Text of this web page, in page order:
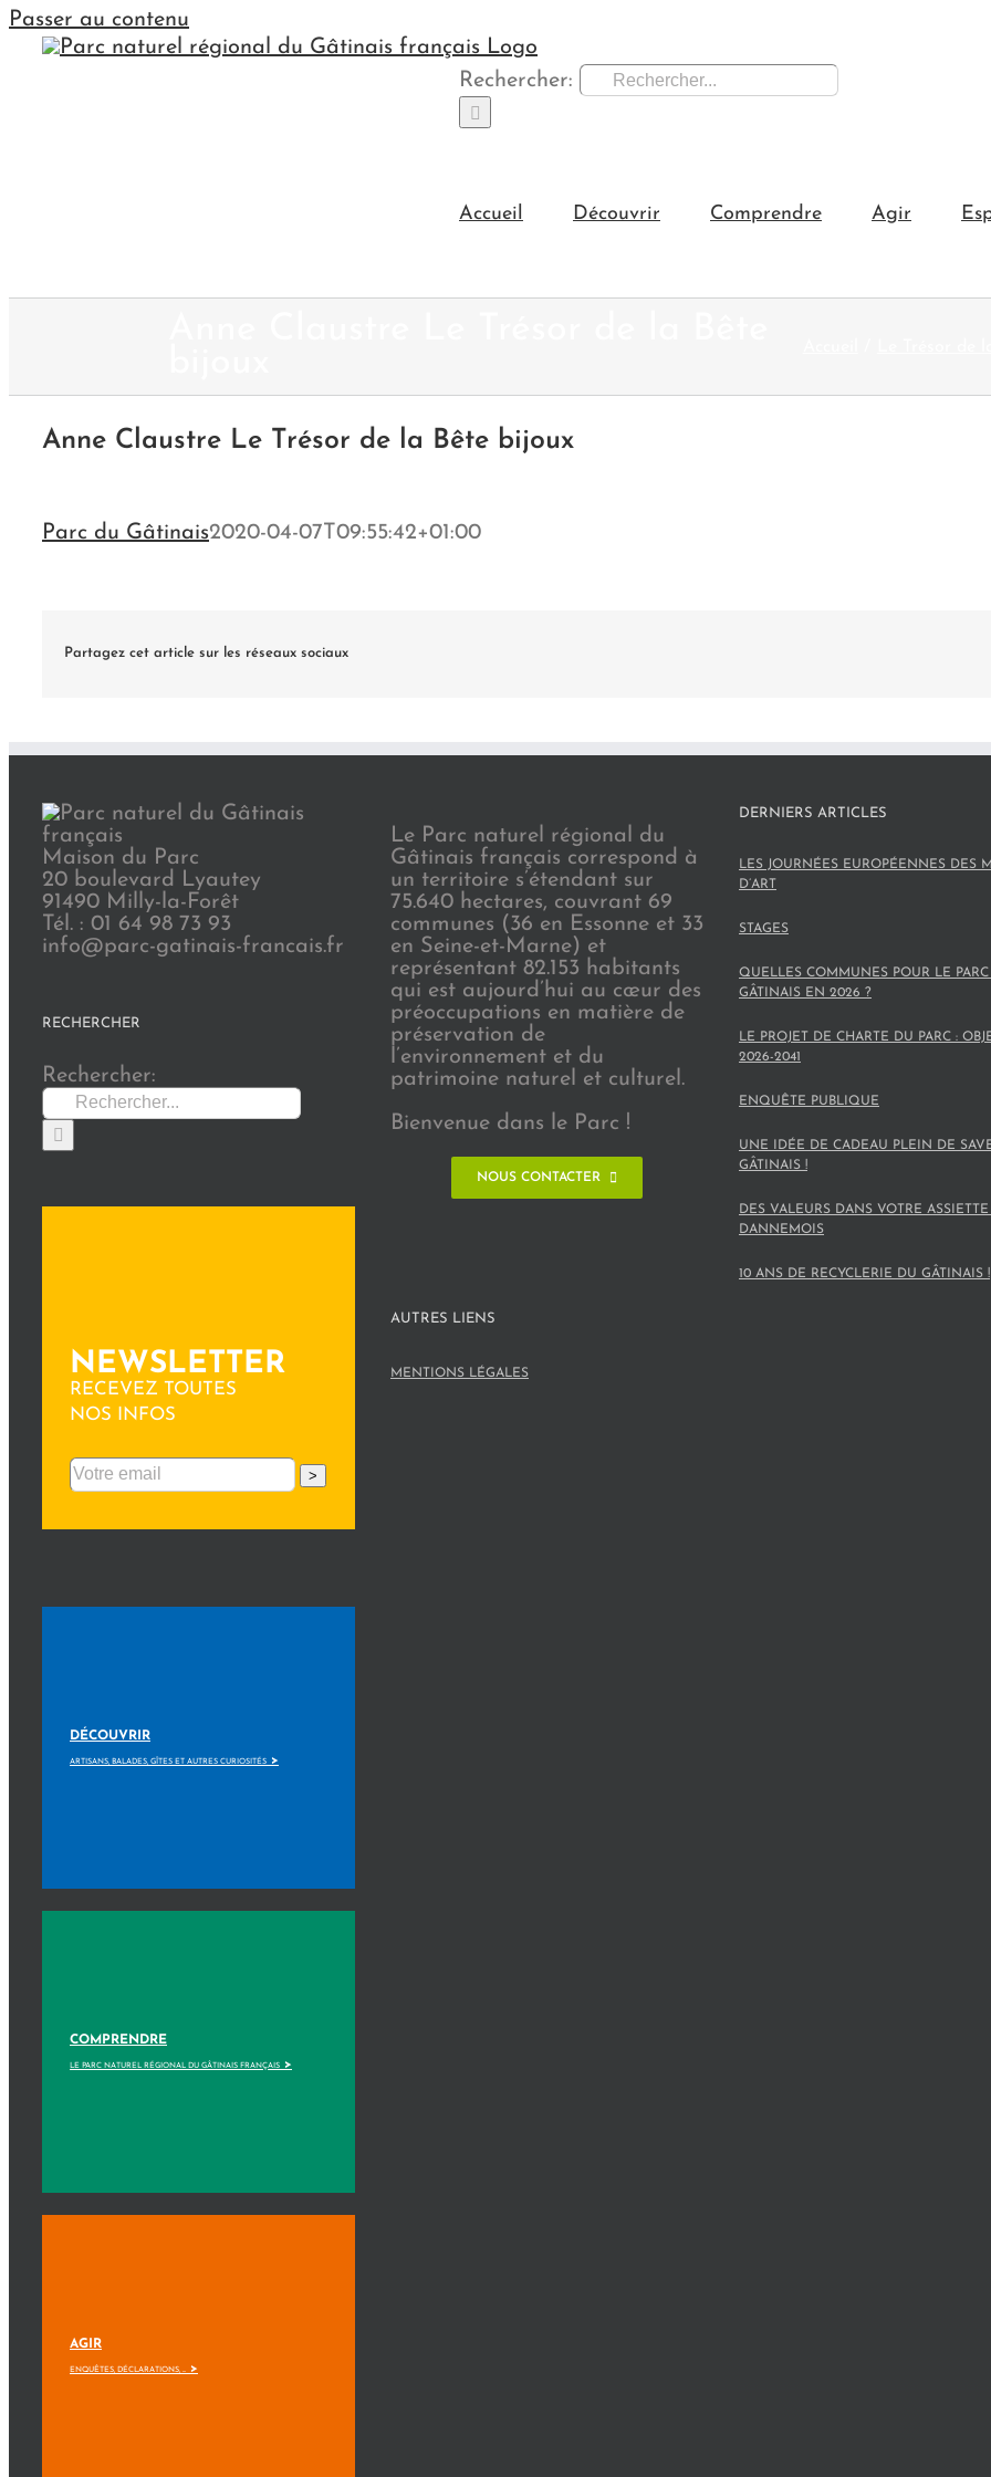
Passer au contenu
Rechercher:
Accueil Découvrir Comprendre Agir
Anne Claustre Le Trésor de la Bête bijoux
Parc du Gâtinais2020-04-07T09:55:42+01:00
Partagez cet article sur les réseaux sociaux
Maison du Parc
20 boulevard Lyautey
91490 Milly-la-Forêt
Tél. : 01 64 98 73 93
info@parc-gatinais-francais.fr
RECHERCHER
Rechercher:
NEWSLETTER
RECEVEZ TOUTES
NOS INFOS
>
DÉCOUVRIR
ARTISANS, BALADES, GÎTES ET AUTRES CURIOSITÉS >
COMPRENDRE
LE PARC NATUREL RÉGIONAL DU GÂTINAIS FRANÇAIS >
AGIR
ENQUÊTES, DÉCLARATIONS, ... >
Le Parc naturel régional du
Gâtinais français correspond à
un territoire s’étendant sur
75.640 hectares, couvrant 69
communes (36 en Essonne et 33
en Seine-et-Marne) et
représentant 82.153 habitants
qui est aujourd’hui au cœur des
préoccupations en matière de
préservation de
l’environnement et du
patrimoine naturel et culturel.
Bienvenue dans le Parc !
NOUS CONTACTER
DERNIERS ARTICLES
LES JOURNÉES EUROPÉENNES DES
D’ART
STAGES
QUELLES COMMUNES POUR LE PARC
GÂTINAIS EN 2026 ?
LE PROJET DE CHARTE DU PARC :
2026-2041
ENQUÊTE PUBLIQUE
UNE IDÉE DE CADEAU PLEIN DE
GÂTINAIS !
DES VALEURS DANS VOTRE
DANNEMOIS
10 ANS DE RECYCLERIE DU GÂTINAIS !
AUTRES LIENS
MENTIONS LÉGALES